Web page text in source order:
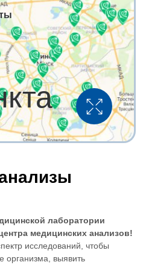
лаборатории
медицинских анализов!
исследований, чтобы
организма, выявить